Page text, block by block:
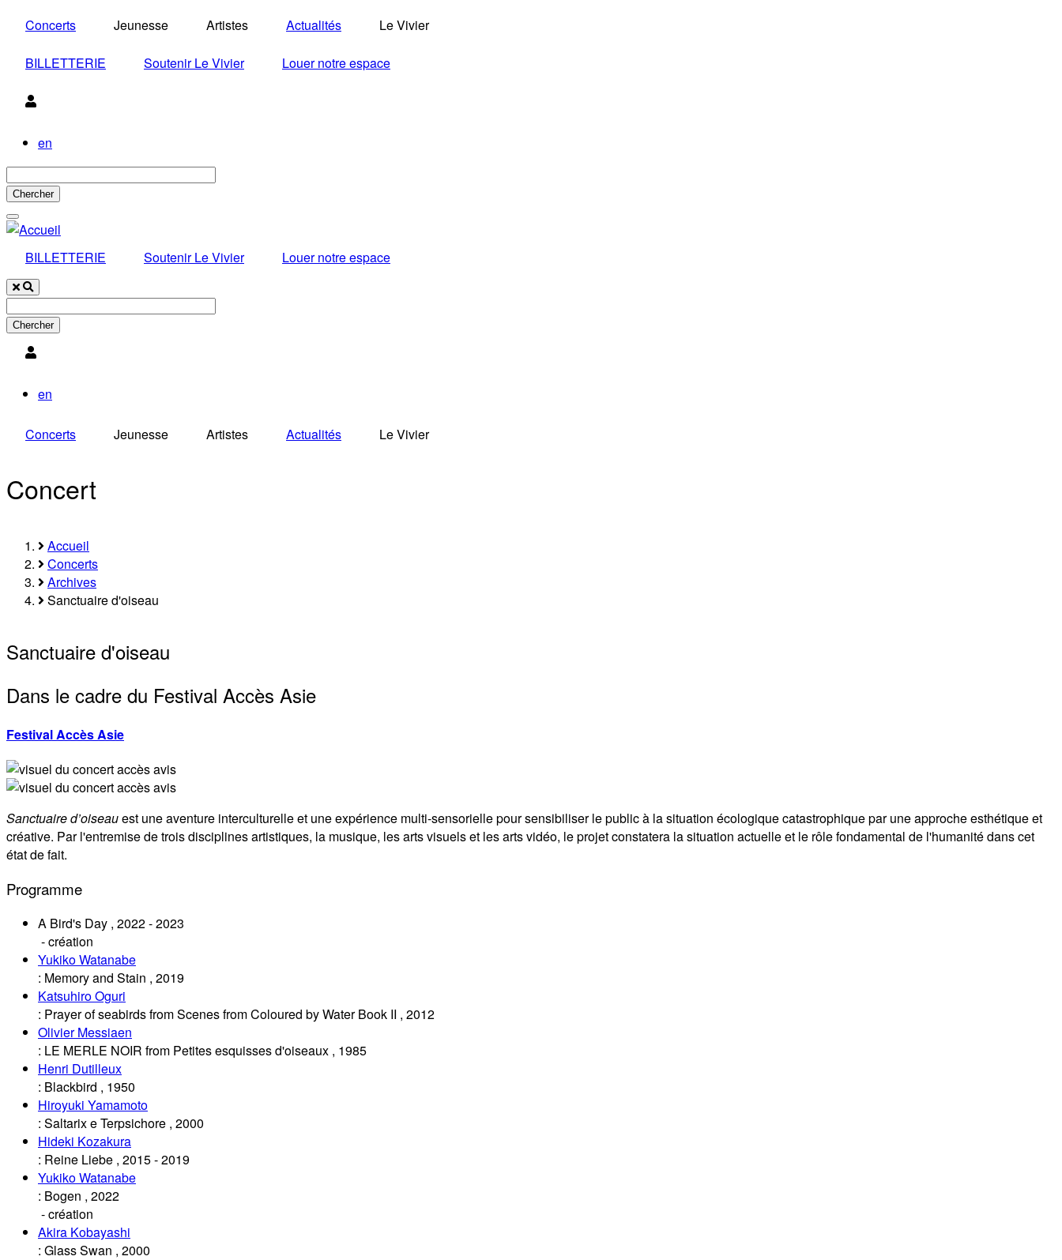
principal
Concerts Jeunesse Artistes Actualités Le Vivier
BILLETTERIE Soutenir Le Vivier Louer notre espace
en
BILLETTERIE Soutenir Le Vivier Louer notre espace
en
Concerts Jeunesse Artistes Actualités Le Vivier
Concert
Fil
d'Ariane
Accueil
Concerts
Archives
Sanctuaire d'oiseau
Sanctuaire d'oiseau
Dans le cadre du Festival Accès Asie
Festival Accès Asie
Sanctuaire d’oiseauest une aventure interculturelle et une expérience multi-sensorielle pour sensibiliser le public à la situation écologique catastrophique par une approche esthétique et
créative. Par l'entremise de trois disciplines artistiques, la musique, les arts visuels et les arts vidéo, le projet constatera la situation actuelle et le rôle fondamental de l'humanité dans cet
état de fait.
Programme
A Bird's Day , 2022-2023
- création
Yukiko Watanabe
: Memory and Stain , 2019
Katsuhiro Oguri
: Prayer of seabirds from Scenes from Coloured by Water Book II , 2012
Olivier Messiaen
: LE MERLE NOIR from Petites esquisses d'oiseaux , 1985
Henri Dutilleux
: Blackbird , 1950
Hiroyuki Yamamoto
: Saltarix e Terpsichore , 2000
Hideki Kozakura
: Reine Liebe , 2015-2019
Yukiko Watanabe
: Bogen , 2022
- création
Akira Kobayashi
: Glass Swan , 2000